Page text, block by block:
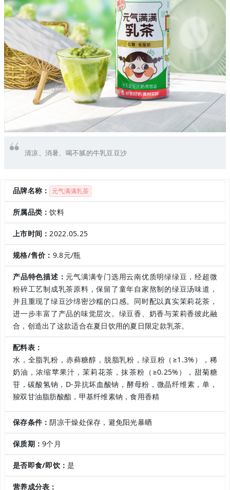
清凉、消暑、喝不腻的牛乳豆豆沙
品牌名称： 元气满满乳茶
所属品类：饮料
上市时间：2022.05.25
规格/售价： 9.8元/瓶
产品特色描述： 元气满满专门选用云南优质明绿绿豆，经超微
粉碎工艺制成乳茶原料，保留了童年自家熬制的绿豆汤味道，
并且重现了绿豆沙绵密沙糯的口感。同时配以真实茉莉花茶，
进一步丰富了产品的味觉层次。绿豆香、奶香与茉莉香彼此融
合，创造出了这款适合在夏日饮用的夏日限定款乳茶。
配料表：
水，全脂乳粉，赤藓糖醇，脱脂乳粉，绿豆粉（≥1.3%），稀
奶油，浓缩苹果汁，茉莉花茶，抹茶粉（≥0.25%），甜菊糖
苷，碳酸氢钠，D-异抗坏血酸钠，酵母粉，微晶纤维素，单，
羧双甘油脂肪酸酯，甲基纤维素钠，食用香精
保存条件： 阴凉干燥处保存，避免阳光暴晒
保质期：9个月
是否即食/即饮：是
营养成分表：